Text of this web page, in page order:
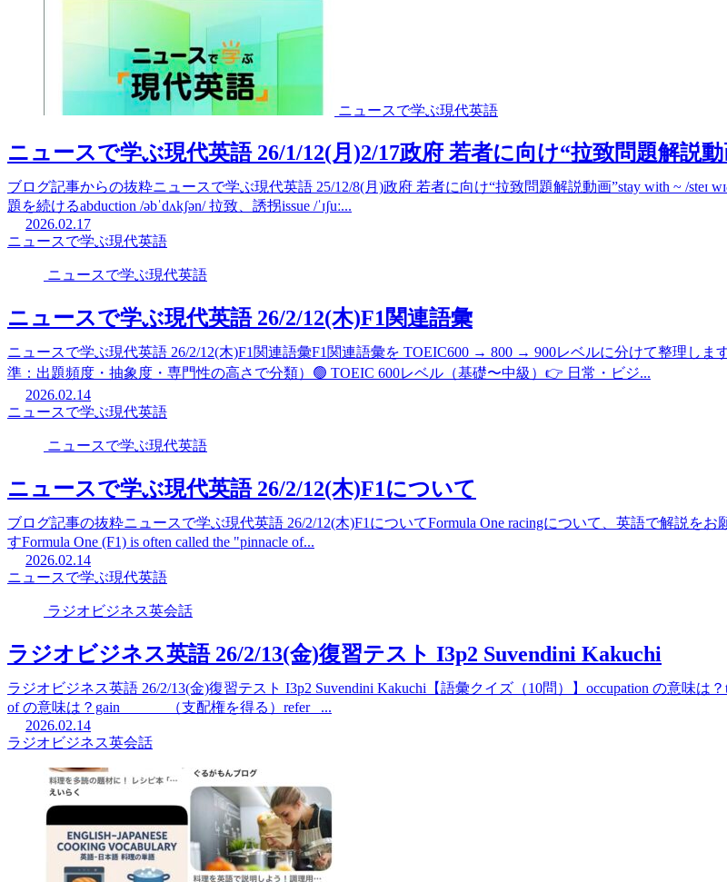
ニュースで学ぶ現代英語
ニュースで学ぶ現代英語 26/1/12(月)2/17政府 若者に向け“拉致問題解説動
ブログ記事からの抜粋ニュースで学ぶ現代英語 25/12/8(月)政府 若者に向け“拉致問題解説動画”stay with ~ /steɪ
題を続けるabduction /əbˈdʌkʃən/ 拉致、誘拐issue /ˈɪʃuː...
2026.02.17
ニュースで学ぶ現代英語
ニュースで学ぶ現代英語
ニュースで学ぶ現代英語 26/2/12(木)F1関連語彙
ニュースで学ぶ現代英語 26/2/12(木)F1関連語彙F1関連語彙を TOEIC600 → 800 → 900レベルに分けて整理しま
準：出題頻度・抽象度・専門性の高さで分類）🟢 TOEIC 600レベル（基礎〜中級）👉 日常・ビジ...
2026.02.14
ニュースで学ぶ現代英語
ニュースで学ぶ現代英語
ニュースで学ぶ現代英語 26/2/12(木)F1について
ブログ記事の抜粋ニュースで学ぶ現代英語 26/2/12(木)F1についてFormula One racingについて、英語で解説をお
すFormula One (F1) is often called the "pinnacle of...
2026.02.14
ニュースで学ぶ現代英語
ラジオビジネス英会話
ラジオビジネス英語 26/2/13(金)復習テスト I3p2 Suvendini Kakuchi
ラジオビジネス英語 26/2/13(金)復習テスト I3p2 Suvendini Kakuchi【語彙クイズ（10問）】occupation の意味は？
of の意味は？gain ______（支配権を得る）refer _...
2026.02.14
ラジオビジネス英会話